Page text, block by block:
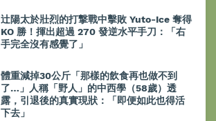
辻陽太於壯烈的打撃戰中擊敗 Yuto-Ice 奪得
KO 勝！揮出超過 270 發逆水平手刀：「右
手完全沒有感覺了」
體重減掉30公斤「那樣的飲食再也做不到
了…」人稱「野人」的中西學（58歲）透
露，引退後的真實現狀：「即便如此也得活
下去」